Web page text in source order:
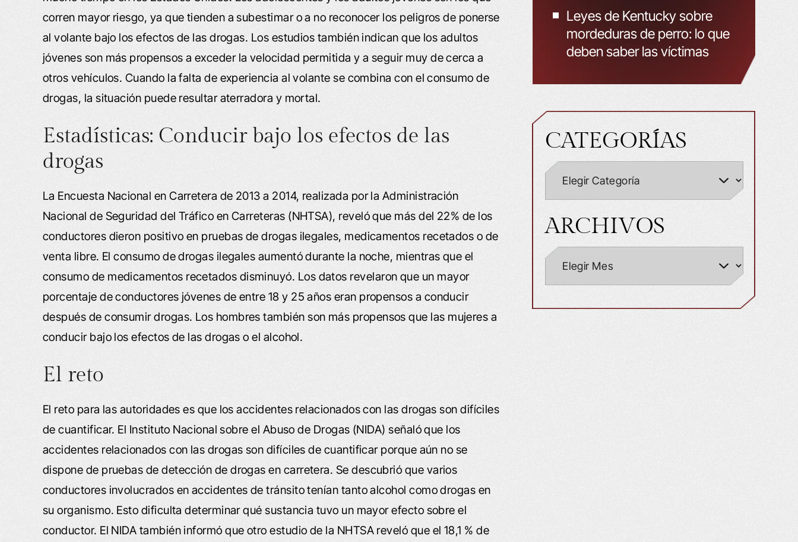
corren mayor riesgo, ya que tienden a subestimar o a no reconocer los peligros de ponerse
al volante bajo los efectos de las drogas. Los estudios también indican que los adultos
jóvenes son más propensos a exceder la velocidad permitida y a seguir muy de cerca a
otros vehículos. Cuando la falta de experiencia al volante se combina con el consumo de
drogas, la situación puede resultar aterradora y mortal.
Estadísticas: Conducir bajo los efectos de las
drogas
La Encuesta Nacional en Carretera de 2013 a 2014, realizada por la Administración
Nacional de Seguridad del Tráfico en Carreteras (NHTSA), reveló que más del 22% de los
conductores dieron positivo en pruebas de drogas ilegales, medicamentos recetados o de
venta libre. El consumo de drogas ilegales aumentó durante la noche, mientras que el
consumo de medicamentos recetados disminuyó. Los datos revelaron que un mayor
porcentaje de conductores jóvenes de entre 18 y 25 años eran propensos a conducir
después de consumir drogas. Los hombres también son más propensos que las mujeres a
conducir bajo los efectos de las drogas o el alcohol.
El reto
El reto para las autoridades es que los accidentes relacionados con las drogas son difíciles
de cuantificar. El Instituto Nacional sobre el Abuso de Drogas (NIDA) señaló que los
accidentes relacionados con las drogas son difíciles de cuantificar porque aún no se
dispone de pruebas de detección de drogas en carretera. Se descubrió que varios
conductores involucrados en accidentes de tránsito tenían tanto alcohol como drogas en
su organismo. Esto dificulta determinar qué sustancia tuvo un mayor efecto sobre el
conductor. El NIDA también informó que otro estudio de la NHTSA reveló que el 18,1 % de
Leyes de Kentucky sobre
mordeduras de perro: lo que
deben saber las víctimas
CATEGORÍAS
ARCHIVOS